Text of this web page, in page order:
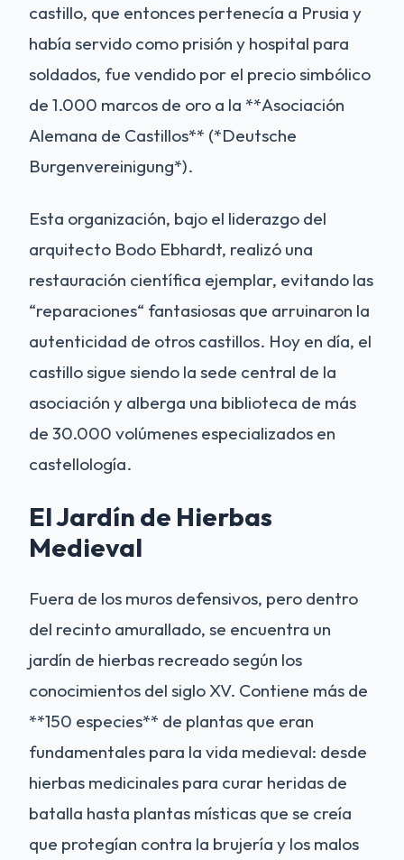
castillo, que entonces pertenecía a Prusia y
había servido como prisión y hospital para
soldados, fue vendido por el precio simbólico
de 1.000 marcos de oro a la **Asociación
Alemana de Castillos** (*Deutsche
Burgenvereinigung*).
Esta organización, bajo el liderazgo del
arquitecto Bodo Ebhardt, realizó una
restauración científica ejemplar, evitando las
“reparaciones“ fantasiosas que arruinaron la
autenticidad de otros castillos. Hoy en día, el
castillo sigue siendo la sede central de la
asociación y alberga una biblioteca de más
de 30.000 volúmenes especializados en
castellología.
El Jardín de Hierbas
Medieval
Fuera de los muros defensivos, pero dentro
del recinto amurallado, se encuentra un
jardín de hierbas recreado según los
conocimientos del siglo XV. Contiene más de
**150 especies** de plantas que eran
fundamentales para la vida medieval: desde
hierbas medicinales para curar heridas de
batalla hasta plantas místicas que se creía
que protegían contra la brujería y los malos